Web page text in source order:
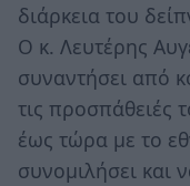
διάρκεια του
Ο κ. Λευτέρης
συναντήσει από
τις προσπάθειές
έως τώρα με το
συνομιλήσει και